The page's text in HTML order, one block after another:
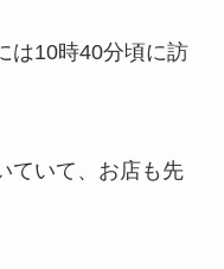
は10時40分頃に訪
ていて、お店も先